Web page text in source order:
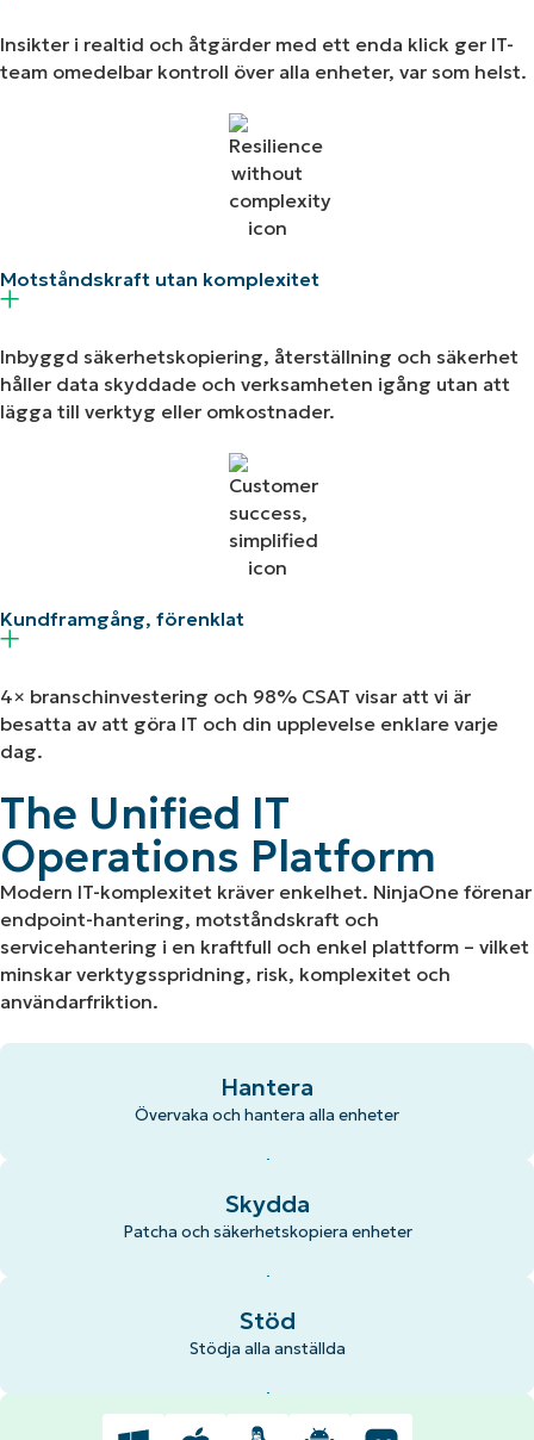
Insikter i realtid och åtgärder med ett enda klick ger IT-
team omedelbar kontroll över alla enheter, var som helst.
Motståndskraft utan komplexitet
Inbyggd säkerhetskopiering, återställning och säkerhet
håller data skyddade och verksamheten igång utan att
lägga till verktyg eller omkostnader.
Kundframgång, förenklat
4× branschinvestering och 98% CSAT visar att vi är
besatta av att göra IT och din upplevelse enklare varje
dag.
The Unified IT
Operations Platform
Modern IT-komplexitet kräver enkelhet. NinjaOne förenar
endpoint-hantering, motståndskraft och
servicehantering i en kraftfull och enkel plattform – vilket
minskar verktygsspridning, risk, komplexitet och
användarfriktion.
Hantera
Övervaka och hantera alla enheter
Skydda
Patcha och säkerhetskopiera enheter
Stöd
Stödja alla anställda